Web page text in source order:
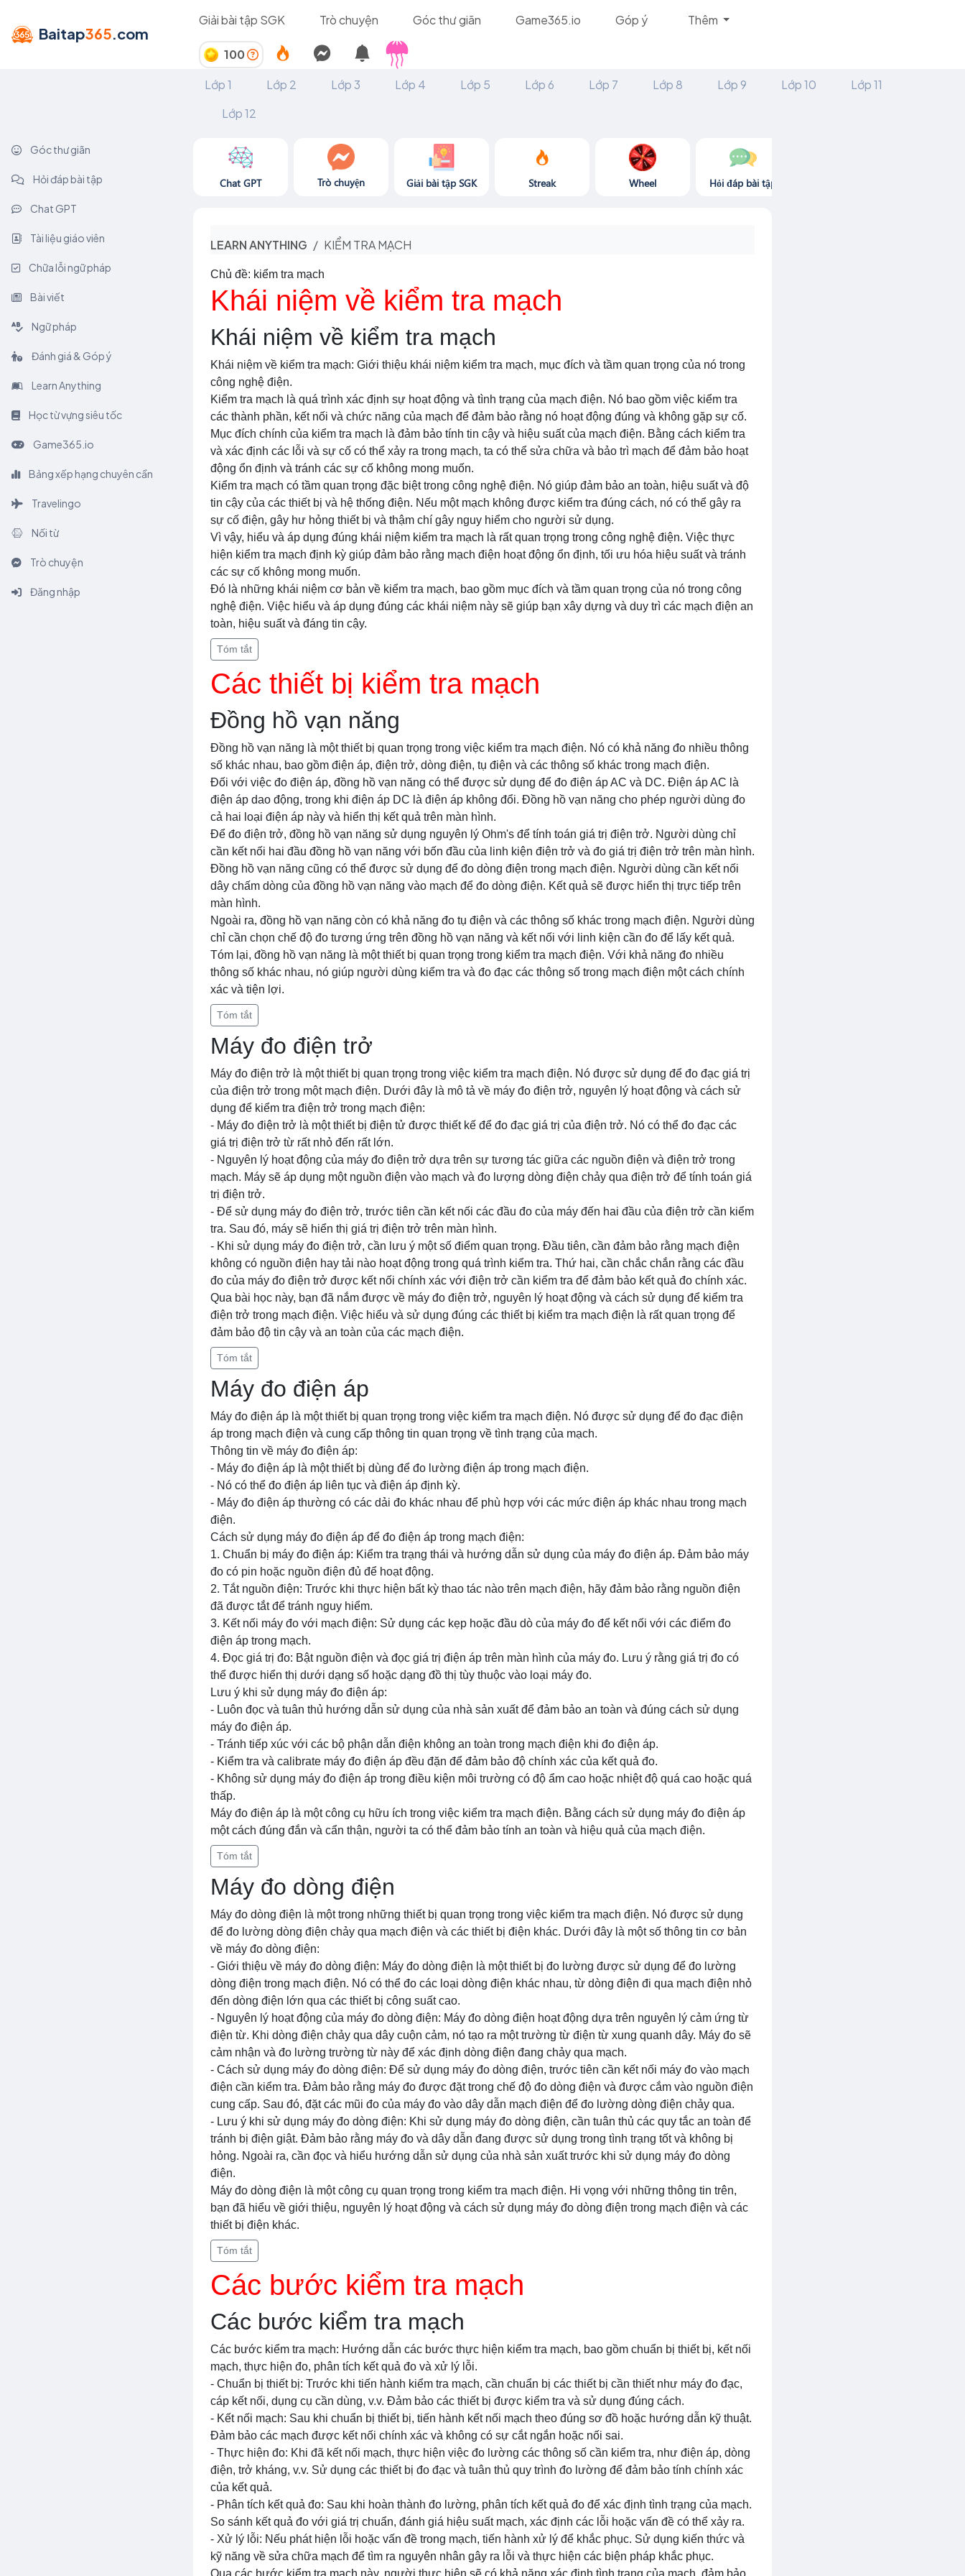
Baitap365.com
Giải bài tập SGK Trò chuyện Góc thư giãn Game365.io Góp ý Thêm
100
Lớp 1
Lớp 2 Lớp 3 Lớp 4 Lớp 5 Lớp 6 Lớp 7 Lớp 8 Lớp 9 Lớp 10
Lớp 11
Lớp 12
Góc thư giãn
Hỏi đáp bài tập
Chat GPT
Tài liệu giáo viên
Chữa lỗi ngữ pháp
Bài viết
Ngữ pháp
Đánh giá & Góp ý
Learn Anything
Học từ vựng siêu tốc
Game365.io
Bảng xếp hạng chuyên cần
Travelingo
Nối từ
Trò chuyện
Đăng nhập
Chat GPT Trò chuyện Giải bài tập SGK Streak Wheel Hỏi đáp bài tập
LEARN ANYTHING KIỂM TRA MẠCH
Chủ đề: kiểm tra mạch
Khái niệm về kiểm tra mạch
Khái niệm về kiểm tra mạch
Khái niệm về kiểm tra mạch: Giới thiệu khái niệm kiểm tra mạch, mục đích và tầm quan trọng của nó trong
công nghệ điện.
Kiểm tra mạch là quá trình xác định sự hoạt động và tình trạng của mạch điện. Nó bao gồm việc kiểm tra
các thành phần, kết nối và chức năng của mạch để đảm bảo rằng nó hoạt động đúng và không gặp sự cố.
Mục đích chính của kiểm tra mạch là đảm bảo tính tin cậy và hiệu suất của mạch điện. Bằng cách kiểm tra
và xác định các lỗi và sự cố có thể xảy ra trong mạch, ta có thể sửa chữa và bảo trì mạch để đảm bảo hoạt
động ổn định và tránh các sự cố không mong muốn.
Kiểm tra mạch có tầm quan trọng đặc biệt trong công nghệ điện. Nó giúp đảm bảo an toàn, hiệu suất và độ
tin cậy của các thiết bị và hệ thống điện. Nếu một mạch không được kiểm tra đúng cách, nó có thể gây ra
sự cố điện, gây hư hỏng thiết bị và thậm chí gây nguy hiểm cho người sử dụng.
Vì vậy, hiểu và áp dụng đúng khái niệm kiểm tra mạch là rất quan trọng trong công nghệ điện. Việc thực
hiện kiểm tra mạch định kỳ giúp đảm bảo rằng mạch điện hoạt động ổn định, tối ưu hóa hiệu suất và tránh
các sự cố không mong muốn.
Đó là những khái niệm cơ bản về kiểm tra mạch, bao gồm mục đích và tầm quan trọng của nó trong công
nghệ điện. Việc hiểu và áp dụng đúng các khái niệm này sẽ giúp bạn xây dựng và duy trì các mạch điện an
toàn, hiệu suất và đáng tin cậy.
Tóm tắt
Các thiết bị kiểm tra mạch
Đồng hồ vạn năng
Đồng hồ vạn năng là một thiết bị quan trọng trong việc kiểm tra mạch điện. Nó có khả năng đo nhiều thông
số khác nhau, bao gồm điện áp, điện trở, dòng điện, tụ điện và các thông số khác trong mạch điện.
Đối với việc đo điện áp, đồng hồ vạn năng có thể được sử dụng để đo điện áp AC và DC. Điện áp AC là
điện áp dao động, trong khi điện áp DC là điện áp không đổi. Đồng hồ vạn năng cho phép người dùng đo
cả hai loại điện áp này và hiển thị kết quả trên màn hình.
Để đo điện trở, đồng hồ vạn năng sử dụng nguyên lý Ohm's để tính toán giá trị điện trở. Người dùng chỉ
cần kết nối hai đầu đồng hồ vạn năng với bốn đầu của linh kiện điện trở và đo giá trị điện trở trên màn hình.
Đồng hồ vạn năng cũng có thể được sử dụng để đo dòng điện trong mạch điện. Người dùng cần kết nối
dây chấm dòng của đồng hồ vạn năng vào mạch để đo dòng điện. Kết quả sẽ được hiển thị trực tiếp trên
màn hình.
Ngoài ra, đồng hồ vạn năng còn có khả năng đo tụ điện và các thông số khác trong mạch điện. Người dùng
chỉ cần chọn chế độ đo tương ứng trên đồng hồ vạn năng và kết nối với linh kiện cần đo để lấy kết quả.
Tóm lại, đồng hồ vạn năng là một thiết bị quan trọng trong kiểm tra mạch điện. Với khả năng đo nhiều
thông số khác nhau, nó giúp người dùng kiểm tra và đo đạc các thông số trong mạch điện một cách chính
xác và tiện lợi.
Tóm tắt
Máy đo điện trở
Máy đo điện trở là một thiết bị quan trọng trong việc kiểm tra mạch điện. Nó được sử dụng để đo đạc giá trị
của điện trở trong một mạch điện. Dưới đây là mô tả về máy đo điện trở, nguyên lý hoạt động và cách sử
dụng để kiểm tra điện trở trong mạch điện:
- Máy đo điện trở là một thiết bị điện tử được thiết kế để đo đạc giá trị của điện trở. Nó có thể đo đạc các
giá trị điện trở từ rất nhỏ đến rất lớn.
- Nguyên lý hoạt động của máy đo điện trở dựa trên sự tương tác giữa các nguồn điện và điện trở trong
mạch. Máy sẽ áp dụng một nguồn điện vào mạch và đo lượng dòng điện chảy qua điện trở để tính toán giá
trị điện trở.
- Để sử dụng máy đo điện trở, trước tiên cần kết nối các đầu đo của máy đến hai đầu của điện trở cần kiểm
tra. Sau đó, máy sẽ hiển thị giá trị điện trở trên màn hình.
- Khi sử dụng máy đo điện trở, cần lưu ý một số điểm quan trọng. Đầu tiên, cần đảm bảo rằng mạch điện
không có nguồn điện hay tải nào hoạt động trong quá trình kiểm tra. Thứ hai, cần chắc chắn rằng các đầu
đo của máy đo điện trở được kết nối chính xác với điện trở cần kiểm tra để đảm bảo kết quả đo chính xác.
Qua bài học này, bạn đã nắm được về máy đo điện trở, nguyên lý hoạt động và cách sử dụng để kiểm tra
điện trở trong mạch điện. Việc hiểu và sử dụng đúng các thiết bị kiểm tra mạch điện là rất quan trọng để
đảm bảo độ tin cậy và an toàn của các mạch điện.
Tóm tắt
Máy đo điện áp
Máy đo điện áp là một thiết bị quan trọng trong việc kiểm tra mạch điện. Nó được sử dụng để đo đạc điện
áp trong mạch điện và cung cấp thông tin quan trọng về tình trạng của mạch.
Thông tin về máy đo điện áp:
- Máy đo điện áp là một thiết bị dùng để đo lường điện áp trong mạch điện.
- Nó có thể đo điện áp liên tục và điện áp định kỳ.
- Máy đo điện áp thường có các dải đo khác nhau để phù hợp với các mức điện áp khác nhau trong mạch
điện.
Cách sử dụng máy đo điện áp để đo điện áp trong mạch điện:
1. Chuẩn bị máy đo điện áp: Kiểm tra trạng thái và hướng dẫn sử dụng của máy đo điện áp. Đảm bảo máy
đo có pin hoặc nguồn điện đủ để hoạt động.
2. Tắt nguồn điện: Trước khi thực hiện bất kỳ thao tác nào trên mạch điện, hãy đảm bảo rằng nguồn điện
đã được tắt để tránh nguy hiểm.
3. Kết nối máy đo với mạch điện: Sử dụng các kẹp hoặc đầu dò của máy đo để kết nối với các điểm đo
điện áp trong mạch.
4. Đọc giá trị đo: Bật nguồn điện và đọc giá trị điện áp trên màn hình của máy đo. Lưu ý rằng giá trị đo có
thể được hiển thị dưới dạng số hoặc dạng đồ thị tùy thuộc vào loại máy đo.
Lưu ý khi sử dụng máy đo điện áp:
- Luôn đọc và tuân thủ hướng dẫn sử dụng của nhà sản xuất để đảm bảo an toàn và đúng cách sử dụng
máy đo điện áp.
- Tránh tiếp xúc với các bộ phận dẫn điện không an toàn trong mạch điện khi đo điện áp.
- Kiểm tra và calibrate máy đo điện áp đều đặn để đảm bảo độ chính xác của kết quả đo.
- Không sử dụng máy đo điện áp trong điều kiện môi trường có độ ẩm cao hoặc nhiệt độ quá cao hoặc quá
thấp.
Máy đo điện áp là một công cụ hữu ích trong việc kiểm tra mạch điện. Bằng cách sử dụng máy đo điện áp
một cách đúng đắn và cẩn thận, người ta có thể đảm bảo tính an toàn và hiệu quả của mạch điện.
Tóm tắt
Máy đo dòng điện
Máy đo dòng điện là một trong những thiết bị quan trọng trong việc kiểm tra mạch điện. Nó được sử dụng
để đo lường dòng điện chảy qua mạch điện và các thiết bị điện khác. Dưới đây là một số thông tin cơ bản
về máy đo dòng điện:
- Giới thiệu về máy đo dòng điện: Máy đo dòng điện là một thiết bị đo lường được sử dụng để đo lường
dòng điện trong mạch điện. Nó có thể đo các loại dòng điện khác nhau, từ dòng điện đi qua mạch điện nhỏ
đến dòng điện lớn qua các thiết bị công suất cao.
- Nguyên lý hoạt động của máy đo dòng điện: Máy đo dòng điện hoạt động dựa trên nguyên lý cảm ứng từ
điện từ. Khi dòng điện chảy qua dây cuộn cảm, nó tạo ra một trường từ điện từ xung quanh dây. Máy đo sẽ
cảm nhận và đo lường trường từ này để xác định dòng điện đang chảy qua mạch.
- Cách sử dụng máy đo dòng điện: Để sử dụng máy đo dòng điện, trước tiên cần kết nối máy đo vào mạch
điện cần kiểm tra. Đảm bảo rằng máy đo được đặt trong chế độ đo dòng điện và được cắm vào nguồn điện
cung cấp. Sau đó, đặt các mũi đo của máy đo vào dây dẫn mạch điện để đo lường dòng điện chảy qua.
- Lưu ý khi sử dụng máy đo dòng điện: Khi sử dụng máy đo dòng điện, cần tuân thủ các quy tắc an toàn để
tránh bị điện giật. Đảm bảo rằng máy đo và dây dẫn đang được sử dụng trong tình trạng tốt và không bị
hỏng. Ngoài ra, cần đọc và hiểu hướng dẫn sử dụng của nhà sản xuất trước khi sử dụng máy đo dòng
điện.
Máy đo dòng điện là một công cụ quan trọng trong kiểm tra mạch điện. Hi vọng với những thông tin trên,
bạn đã hiểu về giới thiệu, nguyên lý hoạt động và cách sử dụng máy đo dòng điện trong mạch điện và các
thiết bị điện khác.
Tóm tắt
Các bước kiểm tra mạch
Các bước kiểm tra mạch
Các bước kiểm tra mạch: Hướng dẫn các bước thực hiện kiểm tra mạch, bao gồm chuẩn bị thiết bị, kết nối
mạch, thực hiện đo, phân tích kết quả đo và xử lý lỗi.
- Chuẩn bị thiết bị: Trước khi tiến hành kiểm tra mạch, cần chuẩn bị các thiết bị cần thiết như máy đo đạc,
cáp kết nối, dụng cụ cần dùng, v.v. Đảm bảo các thiết bị được kiểm tra và sử dụng đúng cách.
- Kết nối mạch: Sau khi chuẩn bị thiết bị, tiến hành kết nối mạch theo đúng sơ đồ hoặc hướng dẫn kỹ thuật.
Đảm bảo các mạch được kết nối chính xác và không có sự cắt ngắn hoặc nối sai.
- Thực hiện đo: Khi đã kết nối mạch, thực hiện việc đo lường các thông số cần kiểm tra, như điện áp, dòng
điện, trở kháng, v.v. Sử dụng các thiết bị đo đạc và tuân thủ quy trình đo lường để đảm bảo tính chính xác
của kết quả.
- Phân tích kết quả đo: Sau khi hoàn thành đo lường, phân tích kết quả đo để xác định tình trạng của mạch.
So sánh kết quả đo với giá trị chuẩn, đánh giá hiệu suất mạch, xác định các lỗi hoặc vấn đề có thể xảy ra.
- Xử lý lỗi: Nếu phát hiện lỗi hoặc vấn đề trong mạch, tiến hành xử lý để khắc phục. Sử dụng kiến thức và
kỹ năng về sửa chữa mạch để tìm ra nguyên nhân gây ra lỗi và thực hiện các biện pháp khắc phục.
Qua các bước kiểm tra mạch này, người thực hiện sẽ có khả năng xác định tình trạng của mạch, đảm bảo